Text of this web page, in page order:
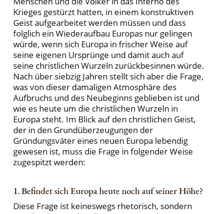
Krieges gestürzt hatten, in einem konstruktiven
Geist aufgearbeitet werden müssen und dass
folglich ein Wiederaufbau Europas nur gelingen
würde, wenn sich Europa in frischer Weise auf
seine eigenen Ursprünge und damit auch auf
seine christlichen Wurzeln zurückbesinnen würde.
Nach über siebzig Jahren stellt sich aber die Frage,
was von dieser damaligen Atmosphäre des
Aufbruchs und des Neubeginns geblieben ist und
wie es heute um die christlichen Wurzeln in
Europa steht. Im Blick auf den christlichen Geist,
der in den Grundüberzeugungen der
Gründungsväter eines neuen Europa lebendig
gewesen ist, muss die Frage in folgender Weise
zugespitzt werden:
1. Befindet sich Europa heute noch auf seiner Höhe?
Diese Frage ist keineswegs rhetorisch, sondern